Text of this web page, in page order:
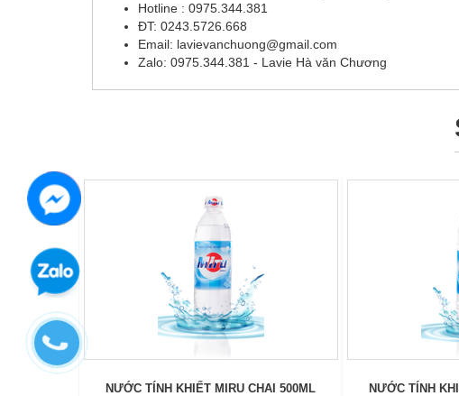
Hotline : 0975.344.381
ĐT: 0243.5726.668
Email: lavievanchuong@gmail.com
Zalo: 0975.344.381 - Lavie Hà văn Chương
NƯỚC TÍNH KHIẾT MIRU CHAI 500ML NƯỚC TÍNH